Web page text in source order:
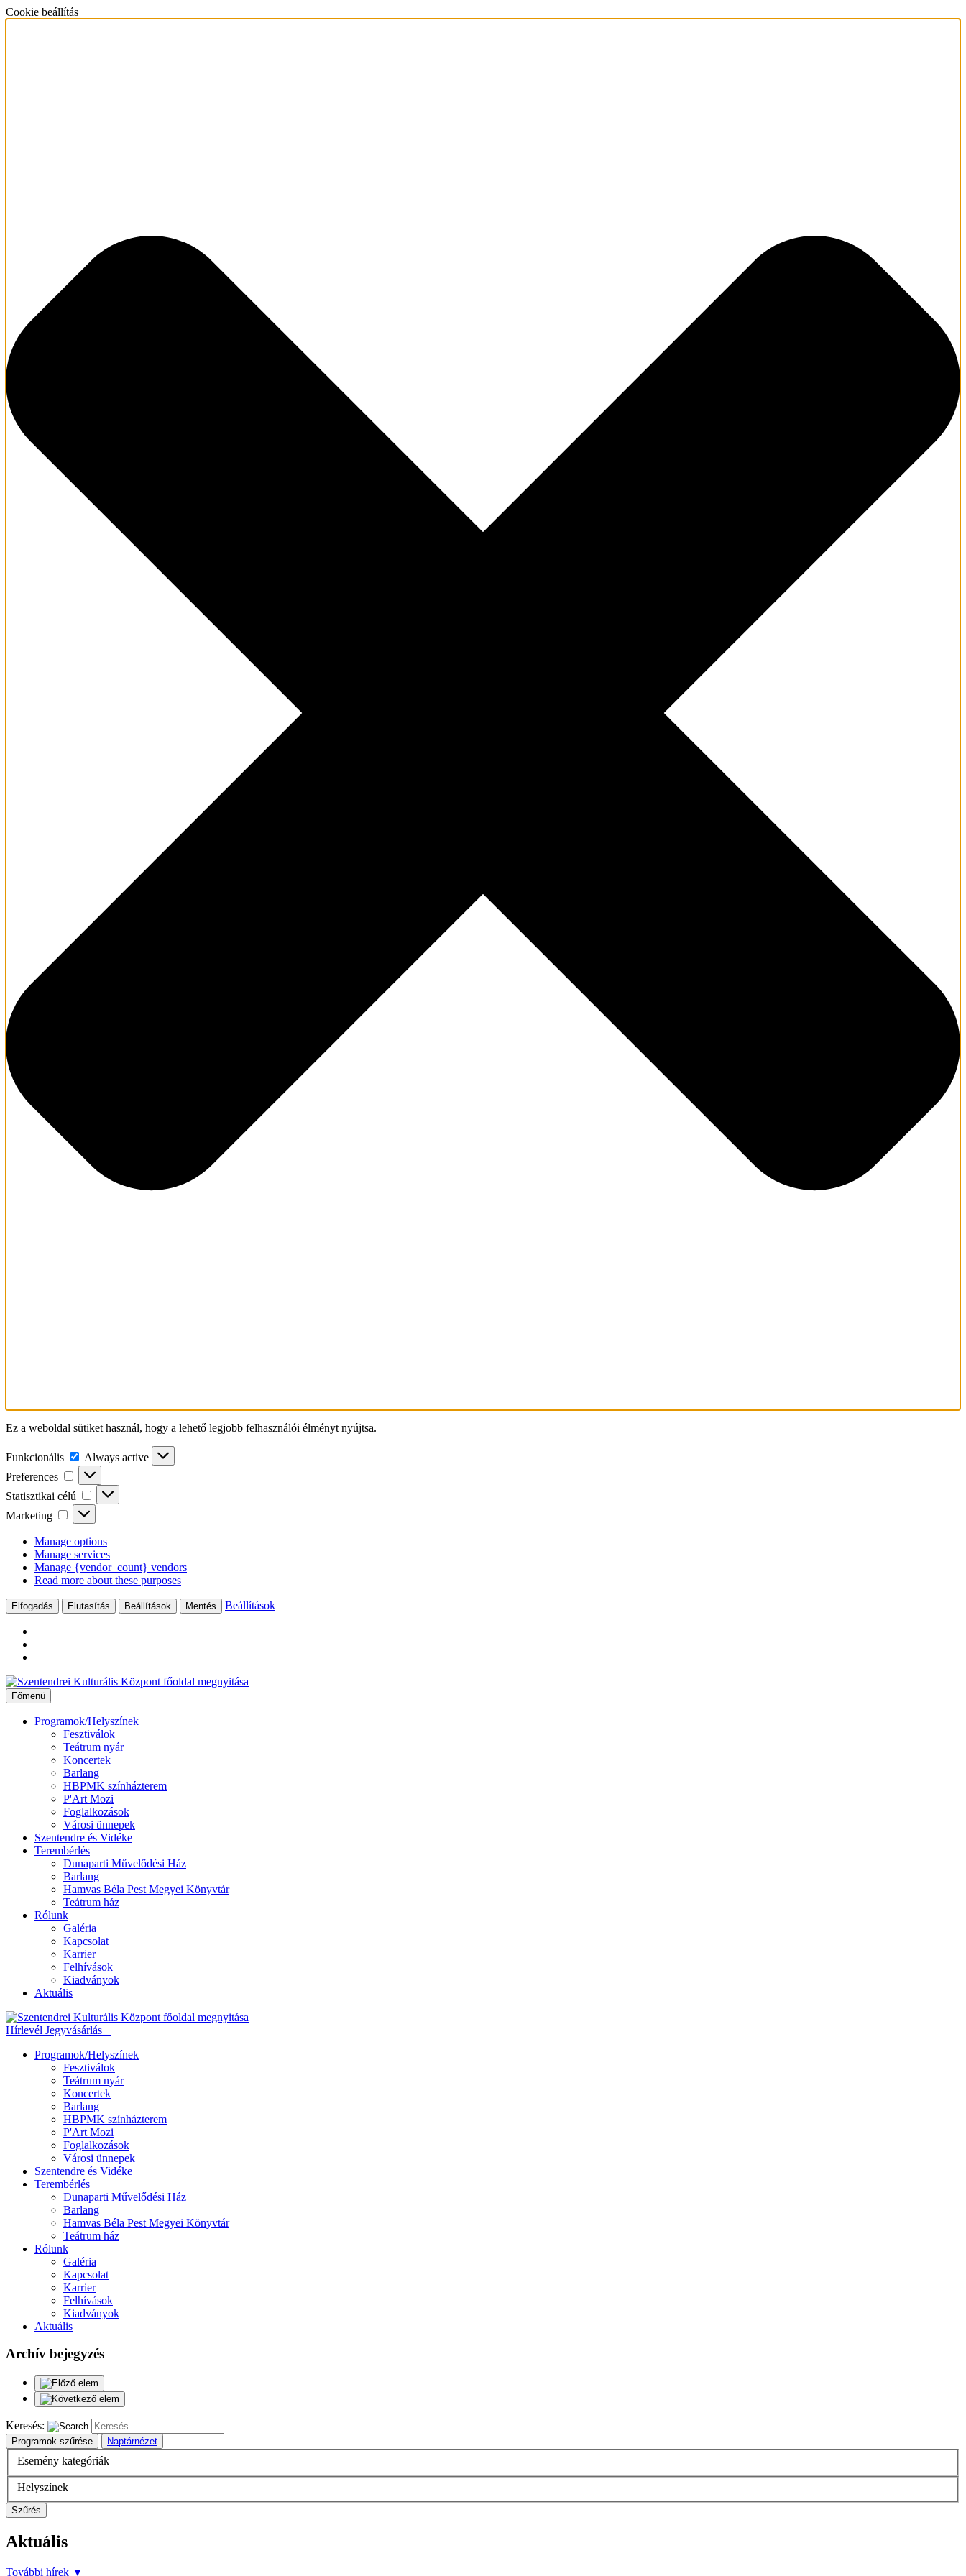
Cookie beállítás
Ez a weboldal sütiket használ, hogy a lehető legjobb felhasználói élményt nyújtsa.
Funkcionális Funkcionális
Always active
Preferences
Preferences
Statisztikai célú
Statisztikai
célú
Marketing
Marketing
Manage options
Manage services
Manage {vendor_count} vendors
Read more about these purposes
Elfogadás Elutasítás Beállítások Mentés Beállítások
Ugrás
a
tartalomhoz
Főmenü
Programok/Helyszínek
Fesztiválok
Teátrum nyár
Koncertek
Barlang
HBPMK színházterem
P'Art Mozi
Foglalkozások
Városi ünnepek
Szentendre és Vidéke
Terembérlés
Dunaparti Művelődési Ház
Barlang
Hamvas Béla Pest Megyei Könyvtár
Teátrum ház
Rólunk
Galéria
Kapcsolat
Karrier
Felhívások
Kiadványok
Aktuális
Hírlevél Jegyvásárlás
Programok/Helyszínek
Fesztiválok
Teátrum nyár
Koncertek
Barlang
HBPMK színházterem
P'Art Mozi
Foglalkozások
Városi ünnepek
Szentendre és Vidéke
Terembérlés
Dunaparti Művelődési Ház
Barlang
Hamvas Béla Pest Megyei Könyvtár
Teátrum ház
Rólunk
Galéria
Kapcsolat
Karrier
Felhívások
Kiadványok
Aktuális
Archív bejegyzés
Keresés:
Programok szűrése Naptárnézet
Esemény kategóriák
Helyszínek
Szűrés
Aktuális
További hírek ▼